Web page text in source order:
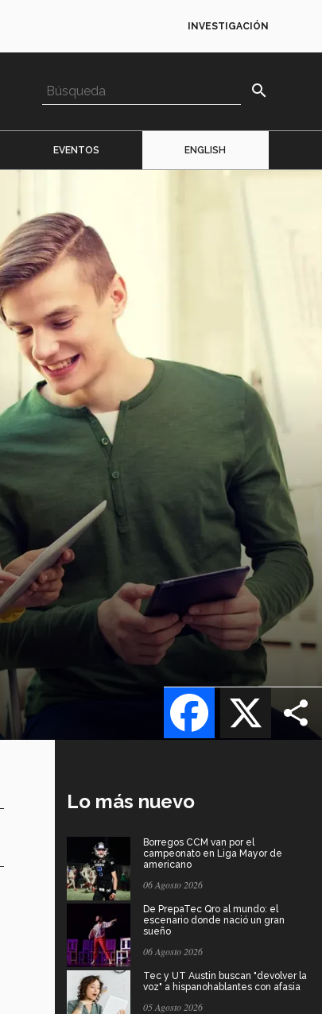
INVESTIGACIÓN
search
EVENTOS ENGLISH
X
Facebook
Lo más nuevo
Borregos CCM van por el
campeonato en Liga Mayor de
americano
06 Agosto 2026
De PrepaTec Qro al mundo: el
escenario donde nació un gran
sueño
06 Agosto 2026
Tec y UT Austin buscan "devolver la
voz" a hispanohablantes con afasia
05 Agosto 2026